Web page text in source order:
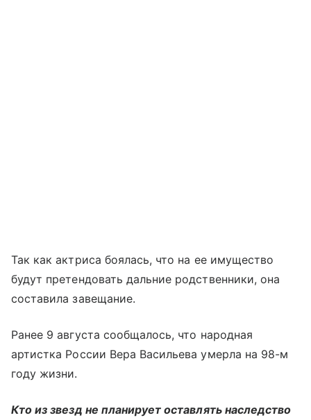
Так как актриса боялась, что на ее имущество
будут претендовать дальние родственники, она
составила завещание.
Ранее 9 августа сообщалось, что народная
артистка России Вера Васильева умерла на 98-м
году жизни.
Кто из звезд не планирует оставлять наследство